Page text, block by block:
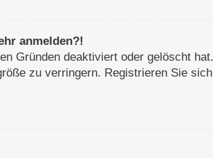
anmelden?!
Gründen deaktiviert oder gelöscht
zu verringern. Registrieren Sie